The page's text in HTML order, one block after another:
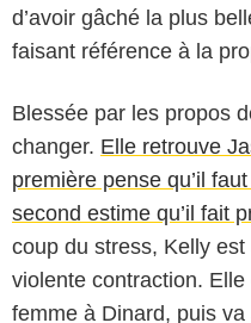
d’avoir gâché la plus
faisant référence à la
Blessée par les propos
changer. Elle retrouve
première pense qu’il
second estime qu’il fait
coup du stress, Kelly est
violente contraction. Elle
femme à Dinard, puis